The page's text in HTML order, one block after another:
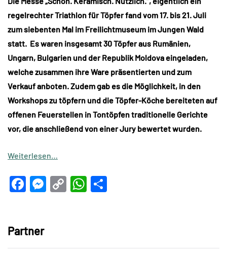
regelrechter Triathlon für Töpfer fand vom 17. bis 21. Juli
zum siebenten Mal im Freilichtmuseum im Jungen Wald
statt. Es waren insgesamt 30 Töpfer aus Rumänien,
Ungarn, Bulgarien und der Republik Moldova eingeladen,
welche zusammen ihre Ware präsentierten und zum
Verkauf anboten. Zudem gab es die Möglichkeit, in den
Workshops zu töpfern und die Töpfer-Köche bereiteten auf
offenen Feuerstellen in Tontöpfen traditionelle Gerichte
vor, die anschließend von einer Jury bewertet wurden.
Weiterlesen…
Facebook
Messenger
CopyWhatsApp
Partner